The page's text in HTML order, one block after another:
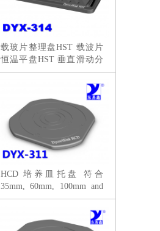
载玻片整理盘HST 载波片
恒温平盘HST 垂直滑动分
拣
HCD 培养皿托盘 符合
35mm, 60mm, 100mm and
150mm 細胞培養皿